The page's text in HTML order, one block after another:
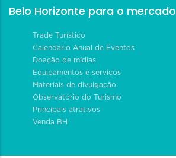
Belo Horizonte para o mercado
Trade Turístico
Calendário Anual de Eventos
Doação de mídias
Equipamentos e serviços
Materiais de divulgação
Observatório do Turismo
Principais atrativos
Venda BH